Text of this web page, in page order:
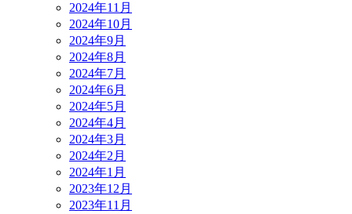
2024年11月
2024年10月
2024年9月
2024年8月
2024年7月
2024年6月
2024年5月
2024年4月
2024年3月
2024年2月
2024年1月
2023年12月
2023年11月